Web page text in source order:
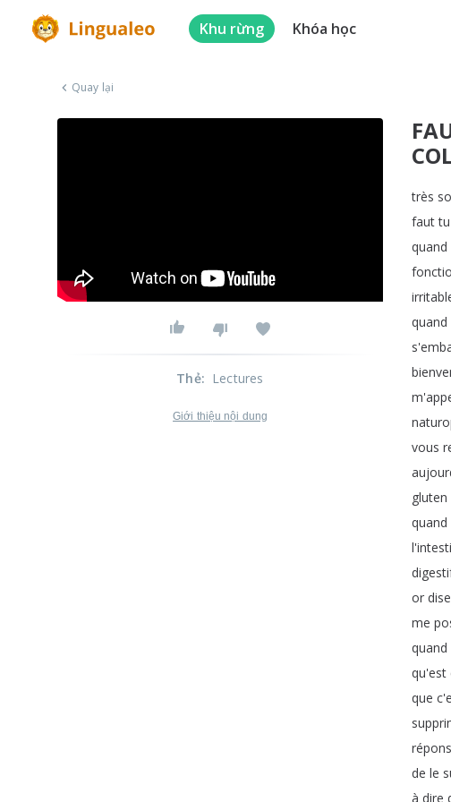
Khu rừng Khóa học
Quay lại
très
faut tu
quand
quand
vous
gluten
quand
or
me
quand
qu'est
que
de le
à dire
Thẻ: Lectures
Giới thiệu nội dung